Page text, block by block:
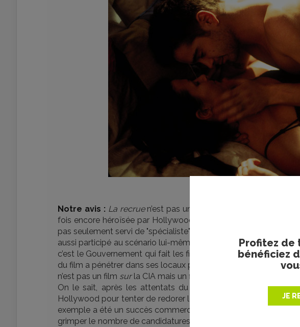
Profitez de
bénéficiez
JE
Notre avis : La recruen’est pas un film propagandiste mais,
fois encore héroïsée par Hollywood, sans cache et sans détour.
pas seulement servi de "spécialiste" (ce terme fait ici froid dans
aussi participé au scénario lui-même. Nul besoin de voir le film
c’est le Gouvernement qui fait les films et les écrit. Cash et sans
du film a pénétrer dans ses locaux pour y faire des
n’est pas un film surla CIA mais un film
On le sait, après les attentats du 11 septembre,
Hollywood pour tenter de redorer le blason de la CIA
. Et ça
exemple a été un succès commercial très net et son héros, un
grimper le nombre de candidatures au concours de l’Agence.